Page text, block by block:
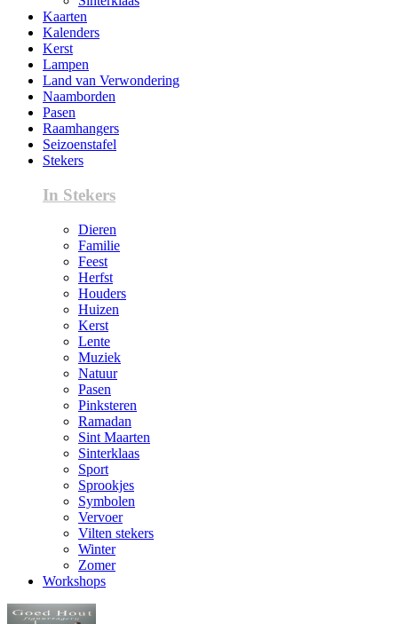
Kaarten
Kalenders
Kerst
Lampen
Land van Verwondering
Naamborden
Pasen
Raamhangers
Seizoenstafel
Stekers
In Stekers
Dieren
Familie
Feest
Herfst
Houders
Huizen
Kerst
Lente
Muziek
Natuur
Pasen
Pinksteren
Ramadan
Sint Maarten
Sinterklaas
Sport
Sprookjes
Symbolen
Vervoer
Vilten stekers
Winter
Zomer
Workshops